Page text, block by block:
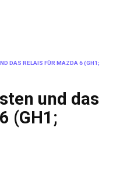
DAS RELAIS FÜR MAZDA 6 (GH1;
und das
(GH1;